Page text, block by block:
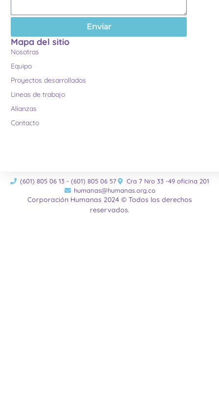
Enviar
Mapa del sitio
Nosotras
Equipo
Proyectos desarrollados
Lineas de trabajo
Alianzas
Contacto
(601) 805 06 13 - (601) 805 06 57
Cra 7 Nro 33 -49 oficina 201
humanas@humanas.org.co
Corporación Humanas 2024 © Todos los derechos
reservados.